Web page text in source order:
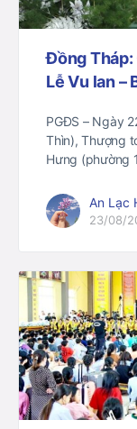
Đồng
Lễ Vu lan –
PGĐS – Ngày
Thìn), Thượng
Hưng (phường
An Lạc
23/08/